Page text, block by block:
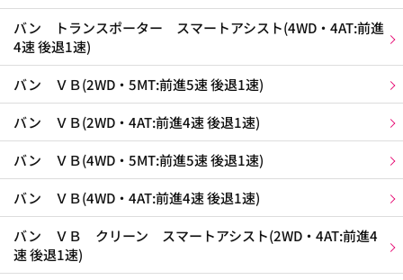
バン トランスポーター スマートアシスト(4WD・4AT:前進
4速 後退1速)
バン ＶＢ(2WD・5MT:前進5速 後退1速)
バン ＶＢ(2WD・4AT:前進4速 後退1速)
バン ＶＢ(4WD・5MT:前進5速 後退1速)
バン ＶＢ(4WD・4AT:前進4速 後退1速)
バン ＶＢ クリーン スマートアシスト(2WD・4AT:前進4
速 後退1速)